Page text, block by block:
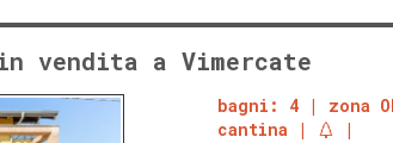
vendita a Vimercate
bagni: 4 zona
cantina